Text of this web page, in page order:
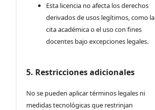
Esta licencia no afecta los derechos
derivados de usos legítimos, como la
cita académica o el uso con fines
docentes bajo excepciones legales.
5. Restricciones adicionales
No se pueden aplicar términos legales ni
medidas tecnológicas que restrinjan